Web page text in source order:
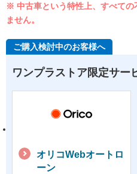
※ 中古車という特性上、すべての
ません。
ご購入検討中のお客様へ
ワンプラストア限定サー
オリコWebオートロ
ーン